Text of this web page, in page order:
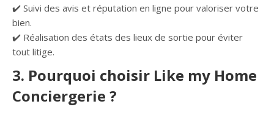
✔️ Suivi des avis et réputation en ligne pour valoriser votre
bien.
✔️ Réalisation des états des lieux de sortie pour éviter
tout litige.
3. Pourquoi choisir Like my Home
Conciergerie ?